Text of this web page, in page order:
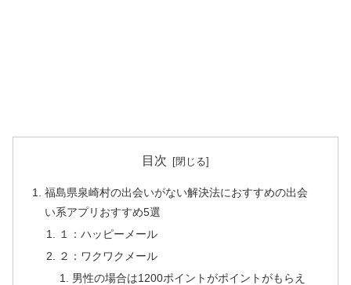
目次
福島県泉崎村の出会いがない解決法におすすめの出会
い系アプリおすすめ5選
１：ハッピーメール
２：ワクワクメール
男性の場合は1200ポイントがポイントがもらえ